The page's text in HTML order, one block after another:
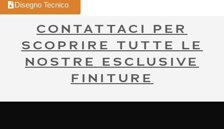
Disegno Tecnico
CONTATTACI PER
SCOPRIRE TUTTE LE
NOSTRE ESCLUSIVE
FINITURE